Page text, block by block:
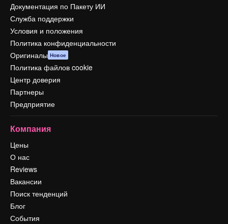
Документация по Пакету ИИ
Служба поддержки
Условия и положения
Политика конфиденциальности
Оригиналы Новое
Политика файлов cookie
Центр доверия
Партнеры
Предприятие
Компания
Цены
О нас
Reviews
Вакансии
Поиск тенденций
Блог
События